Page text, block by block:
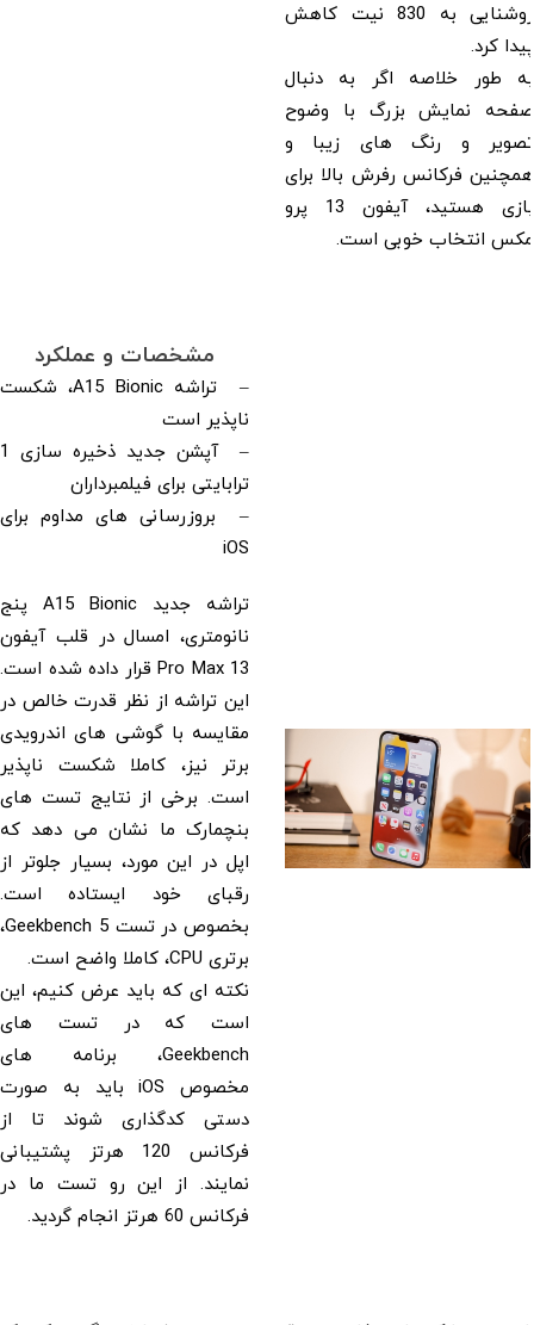
روشنایی به 830 نیت کاهش
پیدا کرد.
به طور خلاصه اگر به دنبال
صفحه نمایش بزرگ با وضوح
تصویر و رنگ های زیبا و
همچنین فرکانس رفرش بالا برای
بازی هستید، آیفون 13 پرو
مکس انتخاب خوبی است.
مشخصات و عملکرد
– تراشه A15 Bionic، شکست
ناپذیر است
– آپشن جدید ذخیره سازی 1
ترابایتی برای فیلمبرداران
– بروزرسانی های مداوم برای
iOS
تراشه جدید A15 Bionic پنج
نانومتری، امسال در قلب آیفون
13 Pro Max قرار داده شده است.
این تراشه از نظر قدرت خالص در
مقایسه با گوشی های اندرویدی
برتر نیز، کاملا شکست ناپذیر
است. برخی از نتایج تست های
بنچمارک ما نشان می دهد که
اپل در این مورد، بسیار جلوتر از
رقبای خود ایستاده است.
بخصوص در تست Geekbench 5،
برتری CPU، کاملا واضح است.
نکته ای که باید عرض کنیم، این
است که در تست های
Geekbench، برنامه های
مخصوص iOS باید به صورت
دستی کدگذاری شوند تا از
فرکانس 120 هرتز پشتیبانی
نمایند. از این رو تست ما در
فرکانس 60 هرتز انجام گردید.